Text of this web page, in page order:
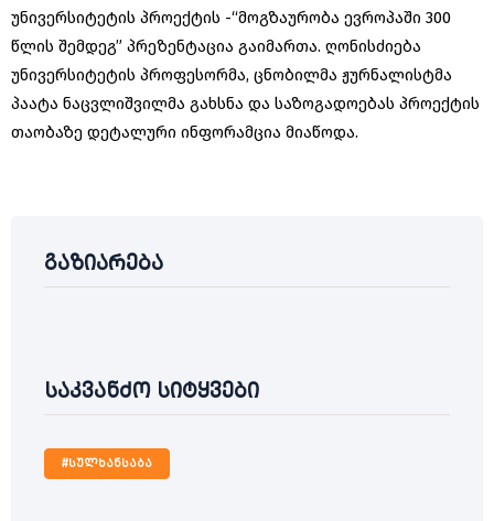
უნივერსიტეტის პროექტის -“მოგზაურობა ევროპაში 300
წლის შემდეგ” პრეზენტაცია გაიმართა. ღონისძიება
უნივერსიტეტის პროფესორმა, ცნობილმა ჟურნალისტმა
პაატა ნაცვლიშვილმა გახსნა და საზოგადოებას პროექტის
თაობაზე დეტალური ინფორამცია მიაწოდა.
გაზიარება
საკვანძო სიტყვები
#სულხანსაბა